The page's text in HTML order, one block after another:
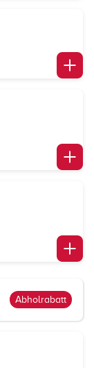
Abholrabatt